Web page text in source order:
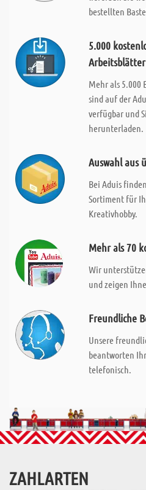
bestellten
5.000
Arbeitsblätter
Mehr als 5.000
sind auf der
verfügbar und
herunterladen.
Auswahl aus
Bei Aduis
Sortiment für
Kreativhobby.
Mehr als 70
Wir
und zeigen
Freundliche
Unsere
beantworten
telefonisch.
ZAHLARTEN